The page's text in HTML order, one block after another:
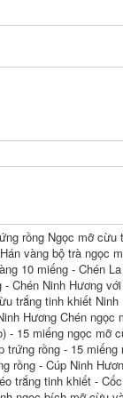
nhỏ
Di
rồng Ngọc mỡ
vàng bộ trà ngọc
10 miếng - Chén
Chén Ninh Hương
trắng tinh khiết
Hương Chén
- 15 miếng ngọc mỡ
rồng - 15
rồng - Cúp Ninh
trắng tinh khiết -